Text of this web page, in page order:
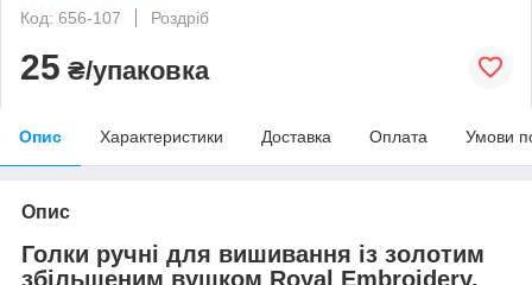
Код: 656-107
Роздріб
25 ₴/упаковка
Опис Характеристики Доставка Оплата Умови
Опис
Голки ручні для вишивання із золотим
збільшеним вушком Royal Embroidery,